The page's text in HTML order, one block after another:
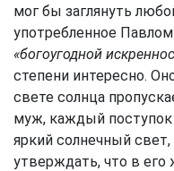
мог бы заглянуть
употребленное
«богоугодной
степени интересно.
свете солнца
муж, каждый
яркий солнечный
утверждать, что в